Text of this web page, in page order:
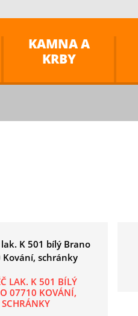
KAMNA A
KRBY
LAK. K 501 BÍLÝ
07710 KOVÁNÍ,
SCHRÁNKY